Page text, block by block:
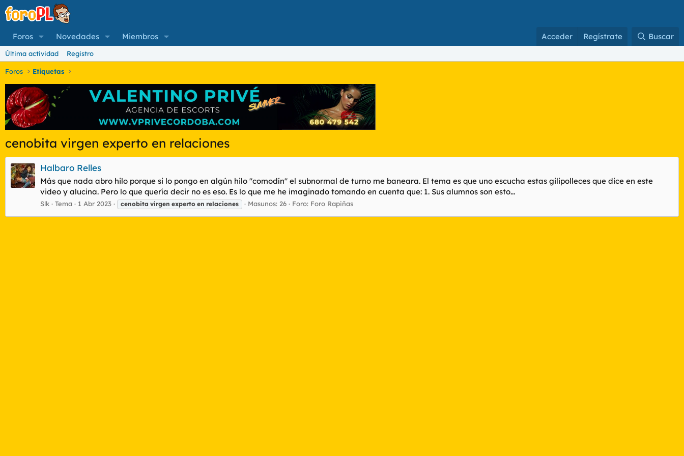
Foros Novedades Miembros Acceder Regístrate Buscar
Última actividad Registro
Foros Etiquetas
cenobita virgen experto en relaciones
Halbaro Relles
Más que nada abro hilo porque si lo pongo en algún hilo "comodín" el subnormal de turno me baneara. El tema es que uno escucha estas gilipolleces que dice en este
video y alucina. Pero lo que quería decir no es eso. Es lo que me he imaginado tomando en cuenta que: 1. Sus alumnos son esto...
Slk Tema 1 Abr 2023 cenobita virgen experto en relaciones Masunos: 26 Foro: Foro Rapiñas